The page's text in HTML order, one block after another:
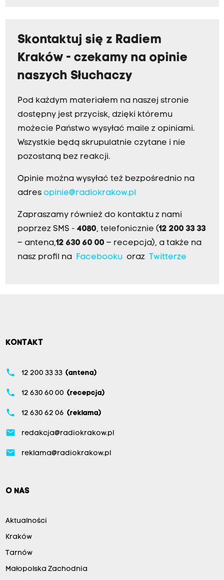
Skontaktuj się z Radiem
Kraków - czekamy na opinie
naszych Słuchaczy
Pod każdym materiałem na naszej stronie
dostępny jest przycisk, dzięki któremu
możecie Państwo wysyłać maile z opiniami.
Wszystkie będą skrupulatnie czytane i nie
pozostaną bez reakcji.
Opinie można wysyłać też bezpośrednio na
adres opinie@radiokrakow.pl
Zapraszamy również do kontaktu z nami
poprzez SMS - 4080, telefonicznie (12 200 33 33
– antena,12 630 60 00 – recepcja), a także na
nasz profil na
Facebookuoraz Twitterze
KONTAKT
phone 12 200 33 33 (antena)
phone 12 630 60 00 (recepcja)
phone 12 630 62 06 (reklama)
email redakcja@radiokrakow.pl
email reklama@radiokrakow.pl
O NAS
Aktualności
Kraków
Tarnów
Małopolska Zachodnia